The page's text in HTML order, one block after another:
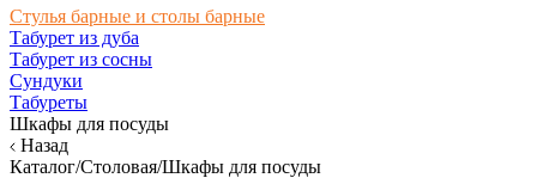
Стулья барные и столы барные
Табурет из дуба
Табурет из сосны
Сундуки
Табуреты
Шкафы для посуды
Назад
Каталог/Столовая/Шкафы для посуды